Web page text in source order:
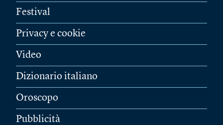
Festival
Privacy e cookie
Video
Dizionario italiano
Oroscopo
Pubblicità